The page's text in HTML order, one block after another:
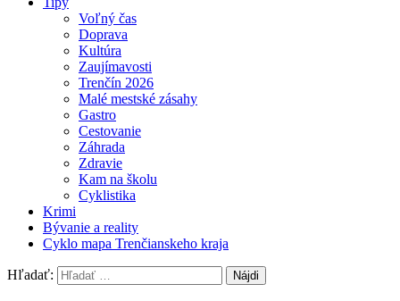
Voľný čas
Doprava
Kultúra
Zaujímavosti
Trenčín 2026
Malé mestské zásahy
Gastro
Cestovanie
Záhrada
Zdravie
Kam na školu
Cyklistika
Krimi
Bývanie a reality
Cyklo mapa Trenčianskeho kraja
Hľadať: